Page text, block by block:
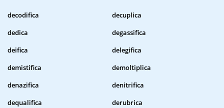
decodifica
decuplica
dedica
degassifica
deifica
delegifica
demistifica
demoltiplica
denazifica
denitrifica
dequalifica
derubrica